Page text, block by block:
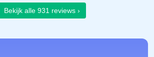
Bekijk alle 931 reviews ›